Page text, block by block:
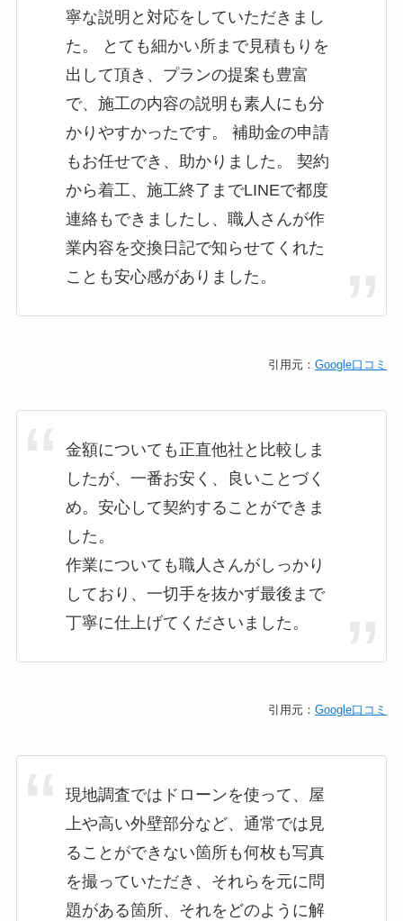
寧な説明と対応をしていただきまし
た。 とても細かい所まで見積もりを
出して頂き、プランの提案も豊富
で、施工の内容の説明も素人にも分
かりやすかったです。 補助金の申請
もお任せでき、助かりました。 契約
から着工、施工終了までLINEで都度
連絡もできましたし、職人さんが作
業内容を交換日記で知らせてくれた
ことも安心感がありました。
引用元：Google口コミ
金額についても正直他社と比較しま
したが、一番お安く、良いことづく
め。安心して契約することができま
した。
作業についても職人さんがしっかり
しており、一切手を抜かず最後まで
丁寧に仕上げてくださいました。
引用元：Google口コミ
現地調査ではドローンを使って、屋
上や高い外壁部分など、通常では見
ることができない箇所も何枚も写真
を撮っていただき、それらを元に問
題がある箇所、それをどのように解